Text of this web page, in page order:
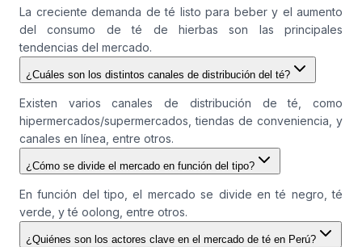
La creciente demanda de té listo para beber y el aumento
del consumo de té de hierbas son las principales
tendencias del mercado.
¿Cuáles son los distintos canales de distribución del té?
Existen varios canales de distribución de té, como
hipermercados/supermercados, tiendas de conveniencia, y
canales en línea, entre otros.
¿Cómo se divide el mercado en función del tipo?
En función del tipo, el mercado se divide en té negro, té
verde, y té oolong, entre otros.
¿Quiénes son los actores clave en el mercado de té en Perú?